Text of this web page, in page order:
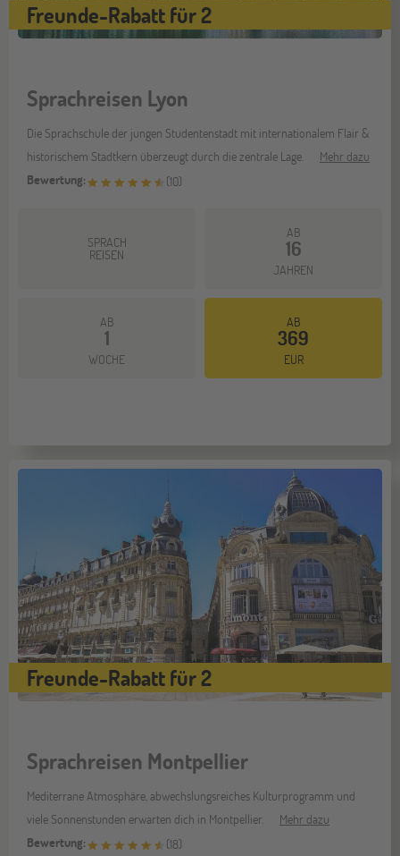
Freunde-Rabatt für 2
Sprachreisen Lyon
Die Sprachschule der jungen Studentenstadt mit internationalem Flair &
historischem Stadtkern überzeugt durch die zentrale Lage.
Mehr dazu
Bewertung:
(10)
SPRACH
REISEN
AB
16
JAHREN
AB
1
WOCHE
AB
369
EUR
Freunde-Rabatt für 2
Sprachreisen Montpellier
Mediterrane Atmosphäre, abwechslungsreiches Kulturprogramm und
viele Sonnenstunden erwarten dich in Montpellier.
Mehr dazu
Bewertung:
(18)